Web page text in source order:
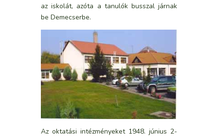
az iskolát, azóta a tanulók busszal járnak
be Demecserbe.
Az oktatási intézményeket 1948. június 2-